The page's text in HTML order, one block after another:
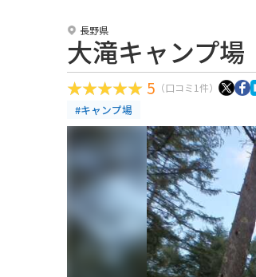
長野県
大滝キャンプ場
5 （口コミ1件）
#キャンプ場